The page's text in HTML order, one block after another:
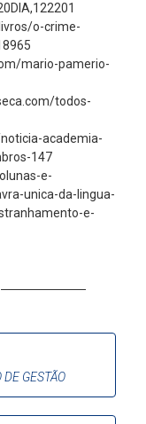
o-crime-
mario-pamerio-
todos-
academia-
147
e-
unica-da-lingua-
e-
GESTÃO